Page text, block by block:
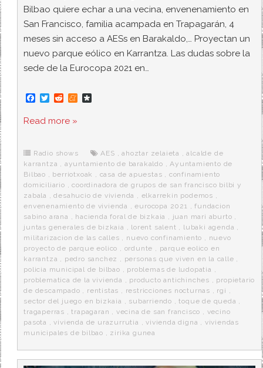
Bilbao quiere echar a una vecina, envenenamiento en
San Francisco, familia acampada en Trapagarán, 4
meses sin acceso a AESs en Barakaldo,… Proyectan un
nuevo parque eólico en Karrantza. Las dudas sobre la
sede de la Eurocopa 2021 en…
F
c
e
o
k
T
i
t
r
R
d
d
M
e
r
a
Read more »
Radio shows AES ,ahoztar zelaieta ,alcalde de
karrantza , ayuntamiento de barakaldo ,Ayuntamiento de
Bilbao , berriotxoak , casa de apuestas , confinamiento
domiciliario ,coordinadora de grupos de san francisco bilbi y
zabala ,desahucio de vivienda , elkarrekin podemos ,
envenenamiento de vivienda ,eurocopa 2021 ,fundacion
sabino arana , hacienda foral de bizkaia , juan mari aburto ,
juntas generales de bizkaia , lorent salent , lubaki agenda ,
militarizacion de las calles , nuevo confinamiento , nuevo
proyecto de parque eolico , ordunte , parque eolico en
karrantza , pedro sanchez , personas que viven en la calle ,
policia municipal de bilbao , problemas de ludopatia ,
problematica de la vivienda , producto antichinches , propietario
de descampado , rentistas , restricciones nocturnas , rgi ,
sector del juego en bizkaia , subarriendo ,toque de queda ,
tragaperras ,trapagaran , vecina de san francisco , vecino
pasota ,vivienda de urazurrutia ,vivienda digna , viviendas
municipales de bilbao , zirika gunea